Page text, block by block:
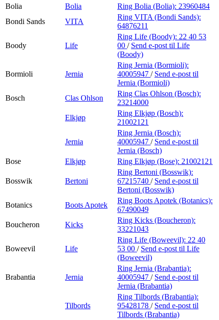
Bolia
Bolia Ring Bolia (Bolia): 23960484
Bondi Sands
VITA
Ring VITA (Bondi Sands):
64876211
Boody Life
Ring Life (Boody): 22 40 53
00 / Send e-post til Life
(Boody)
Bormioli Jernia
Ring Jernia (Bormioli):
40005947 / Send e-post til
Jernia (Bormioli)
Bosch
Clas Ohlson
Ring Clas Ohlson (Bosch):
23214000
Elkjøp
Ring Elkjøp (Bosch):
21002121
Jernia
Ring Jernia (Bosch):
40005947 / Send e-post til
Jernia (Bosch)
Bose
Elkjøp Ring Elkjøp (Bose): 21002121
Bosswik Bertoni
Ring Bertoni (Bosswik):
67215740 / Send e-post til
Bertoni (Bosswik)
Botanics
Boots Apotek
Ring Boots Apotek (Botanics):
67490049
Boucheron
Kicks
Ring Kicks (Boucheron):
33221043
Boweevil Life
Ring Life (Boweevil): 22 40
53 00 / Send e-post til Life
(Boweevil)
Brabantia Jernia
Ring Jernia (Brabantia):
40005947 / Send e-post til
Jernia (Brabantia)
Tilbords
Ring Tilbords (Brabantia):
95428178 / Send e-post til
Tilbords (Brabantia)